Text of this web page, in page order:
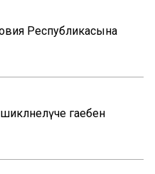
Республикасына
гаебен